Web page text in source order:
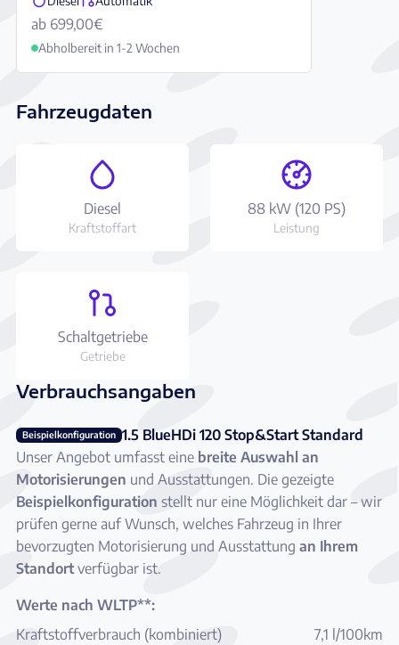
Fahrzeugdaten
Diesel
Kraftstoffart
88 kW (120 PS)
Leistung
Schaltgetriebe
Getriebe
Verbrauchsangaben
Beispielkonfiguration 1.5 BlueHDi 120 Stop&Start Standard
Unser Angebot umfasst eine breite Auswahl an
Motorisierungen und Ausstattungen. Die gezeigte
Beispielkonfiguration stellt nur eine Möglichkeit dar – wir
prüfen gerne auf Wunsch, welches Fahrzeug in Ihrer
bevorzugten Motorisierung und Ausstattung an Ihrem
Standortverfügbar ist.
Werte nach WLTP**:
Kraftstoffverbrauch (kombiniert)
7,1 l/100km
ab 699,00€
Abholbereit in 1-2 Wochen